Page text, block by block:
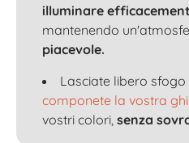
illuminare
mantenendo
piacevole.
Lasciate libero
componete la vostra
vostri colori, senza